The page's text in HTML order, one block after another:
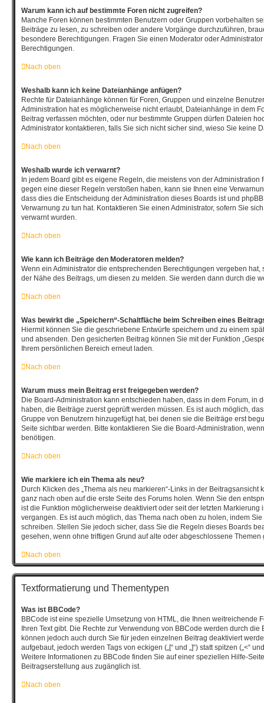
Warum kann ich auf bestimmte Foren nicht zugreifen?
Manche Foren können bestimmten Benutzern oder Gruppen vorbehalten
Beiträge zu lesen, zu schreiben oder andere Vorgänge durchzuführen,
besondere Berechtigungen. Fragen Sie einen Moderator oder
Berechtigungen.
Nach oben
Weshalb kann ich keine Dateianhänge anfügen?
Rechte für Dateianhänge können für Foren, Gruppen und einzelne
Administration hat es möglicherweise nicht erlaubt, Dateianhänge in dem
Beitrag verfassen möchten, oder nur bestimmte Gruppen dürfen Dateien
Administrator kontaktieren, falls Sie sich nicht sicher sind, wieso Sie keine
Nach oben
Weshalb wurde ich verwarnt?
In jedem Board gibt es eigene Regeln, die meistens von der Administration
gegen eine dieser Regeln verstoßen haben, kann sie Ihnen eine
dass dies die Entscheidung der Administration dieses Boards ist und
Verwarnung zu tun hat. Kontaktieren Sie einen Administrator, sofern Sie
verwarnt wurden.
Nach oben
Wie kann ich Beiträge den Moderatoren melden?
Wenn ein Administrator die entsprechenden Berechtigungen vergeben
der Nähe des Beitrags, um diesen zu melden. Sie werden dann durch die
Nach oben
Was bewirkt die „Speichern“-Schaltfläche beim Schreiben eines
Hiermit können Sie die geschriebene Entwürfe speichern und zu einem
und absenden. Den gesicherten Beitrag können Sie mit der Funktion
Ihrem persönlichen Bereich erneut laden.
Nach oben
Warum muss mein Beitrag erst freigegeben werden?
Die Board-Administration kann entschieden haben, dass in dem Forum, in
haben, die Beiträge zuerst geprüft werden müssen. Es ist auch möglich,
Gruppe von Benutzern hinzugefügt hat, bei denen sie die Beiträge erst
Seite sichtbar werden. Bitte kontaktieren Sie die Board-Administration,
benötigen.
Nach oben
Wie markiere ich ein Thema als neu?
Durch Klicken des „Thema als neu markieren“-Links in der Beitragsansicht
ganz nach oben auf die erste Seite des Forums holen. Wenn Sie den
ist die Funktion möglicherweise deaktiviert oder seit der letzten Markierung
vergangen. Es ist auch möglich, das Thema nach oben zu holen, indem
schreiben. Stellen Sie jedoch sicher, dass Sie die Regeln dieses Boards
gesehen, wenn ohne triftigen Grund auf alte oder abgeschlossene Themen
Nach oben
Textformatierung und Thementypen
Was ist BBCode?
BBCode ist eine spezielle Umsetzung von HTML, die Ihnen weitreichende
Ihren Text gibt. Die Rechte zur Verwendung von BBCode werden durch
können jedoch auch durch Sie für jeden einzelnen Beitrag deaktiviert
aufgebaut, jedoch werden Tags von eckigen („[“ und „]“) statt spitzen („<“
Weitere Informationen zu BBCode finden Sie auf einer speziellen Hilfe-
Beitragserstellung aus zugänglich ist.
Nach oben